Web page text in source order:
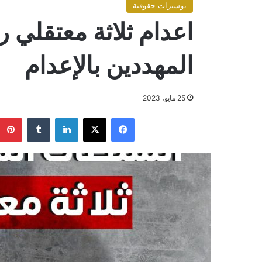
بوسترات حقوقية
اعدام ثلاثة
المهددين بالإعدام
25 مايو، 2023
فيسبوك X لينكدإن